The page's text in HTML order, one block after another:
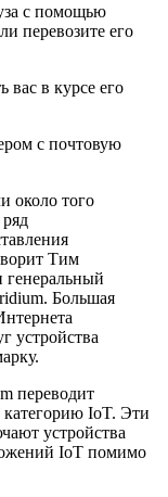
с помощью
перевозите его
вас в курсе его
с почтовую
около того
Тим
генеральный
Большая
устройства
переводит
категорию IoT. Эти
устройства
IoT помимо